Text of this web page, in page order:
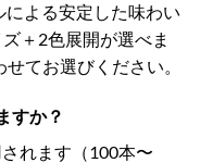
による安定した味わい
＋2色展開が選べま
てお選びください。
すか？
れます（100本〜